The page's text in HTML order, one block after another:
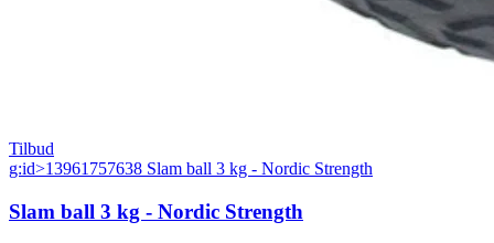
Tilbud
g:id>13961757638 Slam ball 3 kg - Nordic Strength
Slam ball 3 kg - Nordic Strength